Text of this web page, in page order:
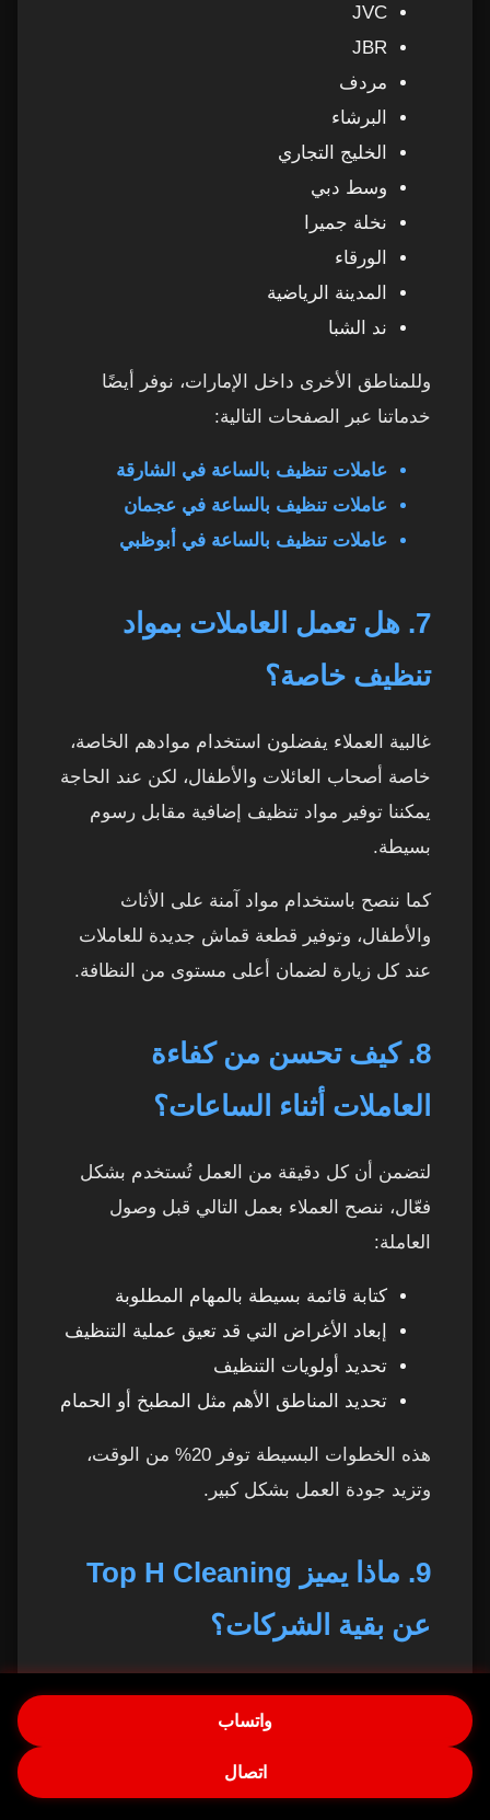
JVC
JBR
مردف
البرشاء
الخليج التجاري
وسط دبي
نخلة جميرا
الورقاء
المدينة الرياضية
ند الشبا
وللمناطق الأخرى داخل الإمارات، نوفر أيضًا
خدماتنا عبر الصفحات التالية:
عاملات تنظيف بالساعة في الشارقة
عاملات تنظيف بالساعة في عجمان
عاملات تنظيف بالساعة في أبوظبي
7. هل تعمل العاملات بمواد
تنظيف خاصة؟
غالبية العملاء يفضلون استخدام موادهم الخاصة،
خاصة أصحاب العائلات والأطفال، لكن عند الحاجة
يمكننا توفير مواد تنظيف إضافية مقابل رسوم
بسيطة.
كما ننصح باستخدام مواد آمنة على الأثاث
والأطفال، وتوفير قطعة قماش جديدة للعاملات
عند كل زيارة لضمان أعلى مستوى من النظافة.
8. كيف تحسن من كفاءة
العاملات أثناء الساعات؟
لتضمن أن كل دقيقة من العمل تُستخدم بشكل
فعّال، ننصح العملاء بعمل التالي قبل وصول
العاملة:
كتابة قائمة بسيطة بالمهام المطلوبة
إبعاد الأغراض التي قد تعيق عملية التنظيف
تحديد أولويات التنظيف
تحديد المناطق الأهم مثل المطبخ أو الحمام
هذه الخطوات البسيطة توفر 20% من الوقت،
وتزيد جودة العمل بشكل كبير.
9. ماذا يميز Top H Cleaning
عن بقية الشركات؟
لأننا شركة تعتمد على تدريب داخلي حقيقي
ونظام مراقبة جودة، فنحن نضمن لك:
عاملة محترفة في كل زيارة
واتساب
اتصال